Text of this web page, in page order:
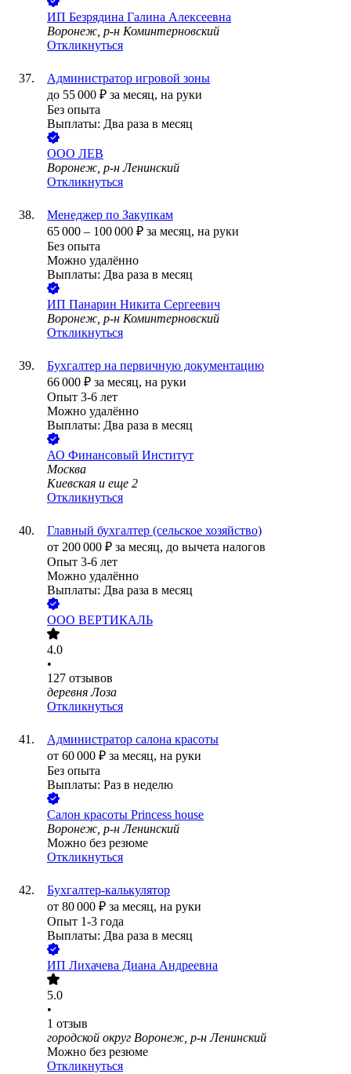
ИП Безрядина Галина Алексеевна
Воронеж, р-н Коминтерновский
Откликнуться
Администратор игровой зоны
до 55 000 ₽ за месяц, на руки
Без опыта
Выплаты: Два раза в месяц
ООО ЛЕВ
Воронеж, р-н Ленинский
Откликнуться
Менеджер по Закупкам
65 000 – 100 000 ₽ за месяц, на руки
Без опыта
Можно удалённо
Выплаты: Два раза в месяц
ИП Панарин Никита Сергеевич
Воронеж, р-н Коминтерновский
Откликнуться
Бухгалтер на первичную документацию
66 000 ₽ за месяц, на руки
Опыт 3-6 лет
Можно удалённо
Выплаты: Два раза в месяц
АО Финансовый Институт
Москва
Киевская и еще 2
Откликнуться
Главный бухгалтер (сельское хозяйство)
от 200 000 ₽ за месяц, до вычета налогов
Опыт 3-6 лет
Можно удалённо
Выплаты: Два раза в месяц
ООО ВЕРТИКАЛЬ
4.0
•
127 отзывов
деревня Лоза
Откликнуться
Администратор салона красоты
от 60 000 ₽ за месяц, на руки
Без опыта
Выплаты: Раз в неделю
Салон красоты Princess house
Воронеж, р-н Ленинский
Можно без резюме
Откликнуться
Бухгалтер-калькулятор
от 80 000 ₽ за месяц, на руки
Опыт 1-3 года
Выплаты: Два раза в месяц
ИП Лихачева Диана Андреевна
5.0
•
1 отзыв
городской округ Воронеж, р-н Ленинский
Можно без резюме
Откликнуться